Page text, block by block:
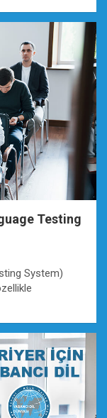
Testing
System)